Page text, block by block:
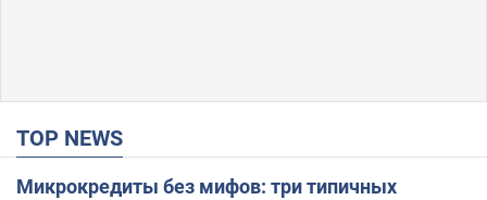
TOP NEWS
Микрокредиты без мифов: три типичных